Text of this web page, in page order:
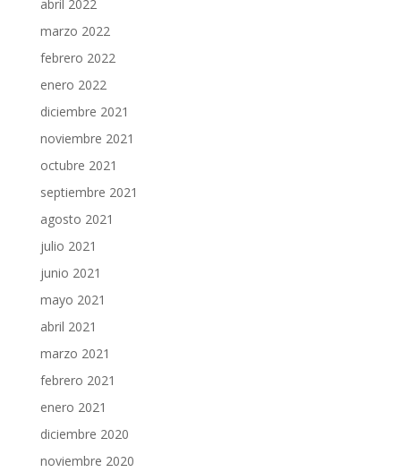
abril 2022
marzo 2022
febrero 2022
enero 2022
diciembre 2021
noviembre 2021
octubre 2021
septiembre 2021
agosto 2021
julio 2021
junio 2021
mayo 2021
abril 2021
marzo 2021
febrero 2021
enero 2021
diciembre 2020
noviembre 2020